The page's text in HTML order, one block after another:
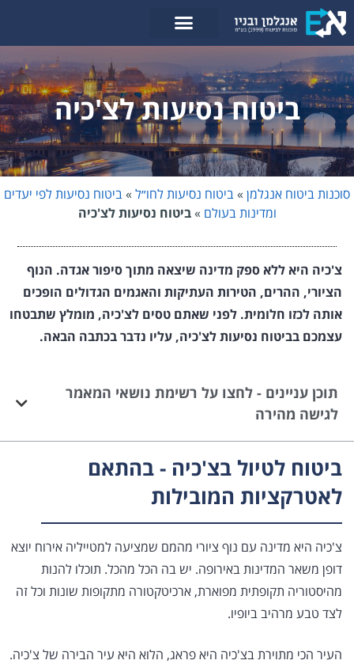
לתוכן
ביטוח נסיעות לצ'כיה
סוכנות ביטוח אנגלמן »ביטוח נסיעות לחו״ל »ביטוח נסיעות לפי יעדים
ומדינות בעולם »ביטוח נסיעות לצ'כיה
צ'כיה היא ללא ספק מדינה שיצאה מתוך סיפור אגדה. הנוף
הציורי, ההרים, הטירות העתיקות והאגמים הגדולים הופכים
אותה לכזו חלומית. לפני שאתם טסים לצ'כיה, מומלץ שתבטחו
עצמכם בביטוח נסיעות לצ'כיה, עליו נדבר בכתבה הבאה.
תוכן עניינים - לחצו על רשימת נושאי המאמר
לגישה מהירה
ביטוח לטיול בצ'כיה - בהתאם
לאטרקציות המובילות
צ'כיה היא מדינה עם נוף ציורי מהמם שמציעה למטייליה אירוח יוצא
דופן משאר המדינות באירופה. יש בה הכל מהכל. תוכלו להנות
מהיסטוריה תקופתית מפוארת, ארכיטקטורה מתקופות שונות וכל זה
לצד טבע מרהיב ביופיו.
העיר הכי מתוירת בצ'כיה היא פראג, הלוא היא עיר הבירה של צ'כיה.